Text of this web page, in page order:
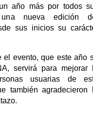
año más por todos
una nueva edición
sus inicios su
el evento, que este año
servirá para mejorar
usuarias de
también agradecieron